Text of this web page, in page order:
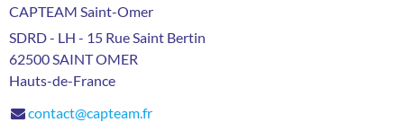
CAPTEAM Saint-Omer
SDRD - LH - 15 Rue Saint Bertin
62500SAINT OMER
Hauts-de-France
contact@capteam.fr